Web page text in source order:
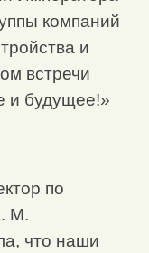
компаний
и
встречи
и будущее!»
по
М.
что наши